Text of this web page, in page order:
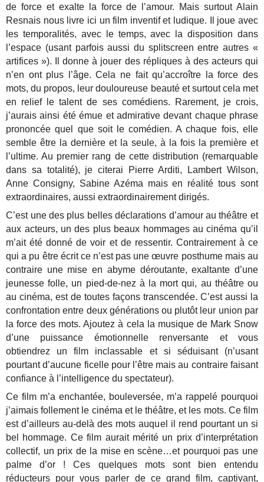
de force et exalte la force de l’amour. Mais surtout Alain
Resnais nous livre ici un film inventif et ludique. Il joue avec
les temporalités, avec le temps, avec la disposition dans
l’espace (usant parfois aussi du splitscreen entre autres «
artifices »). Il donne à jouer des répliques à des acteurs qui
n’en ont plus l’âge. Cela ne fait qu’accroître la force des
mots, du propos, leur douloureuse beauté et surtout cela met
en relief le talent de ses comédiens. Rarement, je crois,
j’aurais ainsi été émue et admirative devant chaque phrase
prononcée quel que soit le comédien. A chaque fois, elle
semble être la dernière et la seule, à la fois la première et
l’ultime. Au premier rang de cette distribution (remarquable
dans sa totalité), je citerai Pierre Arditi, Lambert Wilson,
Anne Consigny, Sabine Azéma mais en réalité tous sont
extraordinaires, aussi extraordinairement dirigés.
C’est une des plus belles déclarations d’amour au théâtre et
aux acteurs, un des plus beaux hommages au cinéma qu’il
m’ait été donné de voir et de ressentir. Contrairement à ce
qui a pu être écrit ce n’est pas une œuvre posthume mais au
contraire une mise en abyme déroutante, exaltante d’une
jeunesse folle, un pied-de-nez à la mort qui, au théâtre ou
au cinéma, est de toutes façons transcendée. C’est aussi la
confrontation entre deux générations ou plutôt leur union par
la force des mots. Ajoutez à cela la musique de Mark Snow
d’une puissance émotionnelle renversante et vous
obtiendrez un film inclassable et si séduisant (n’usant
pourtant d’aucune ficelle pour l’être mais au contraire faisant
confiance à l’intelligence du spectateur).
Ce film m’a enchantée, bouleversée, m’a rappelé pourquoi
j’aimais follement le cinéma et le théâtre, et les mots. Ce film
est d’ailleurs au-delà des mots auquel il rend pourtant un si
bel hommage. Ce film aurait mérité un prix d’interprétation
collectif, un prix de la mise en scène…et pourquoi pas une
palme d’or ! Ces quelques mots sont bien entendu
réducteurs pour vous parler de ce grand film, captivant,